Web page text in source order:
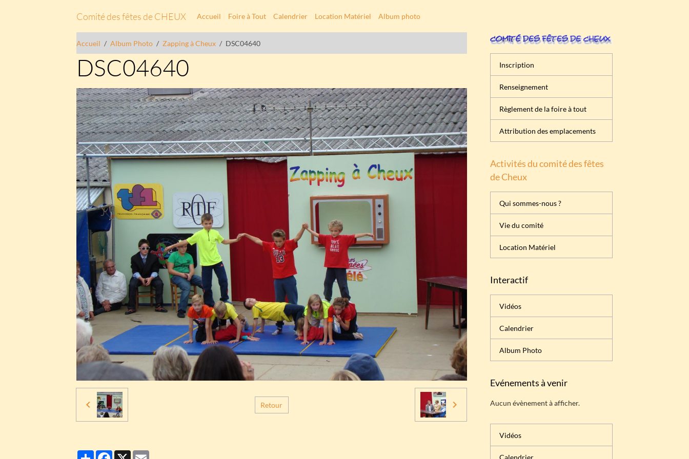
Comité des fêtes de CHEUX Accueil Foire à Tout Calendrier Location Matériel Album photo
Accueil Album Photo Zapping à Cheux DSC04640
DSC04640
Retour
PartagerFacebook
X
Inscription
Renseignement
Règlement de la foire à tout
Attribution des emplacements
Activités du comité des fêtes
de Cheux
Qui sommes-nous ?
Vie du comité
Location Matériel
Interactif
Vidéos
Calendrier
Album Photo
Evénements à venir
Aucun évènement à afficher.
Vidéos
Calendrier